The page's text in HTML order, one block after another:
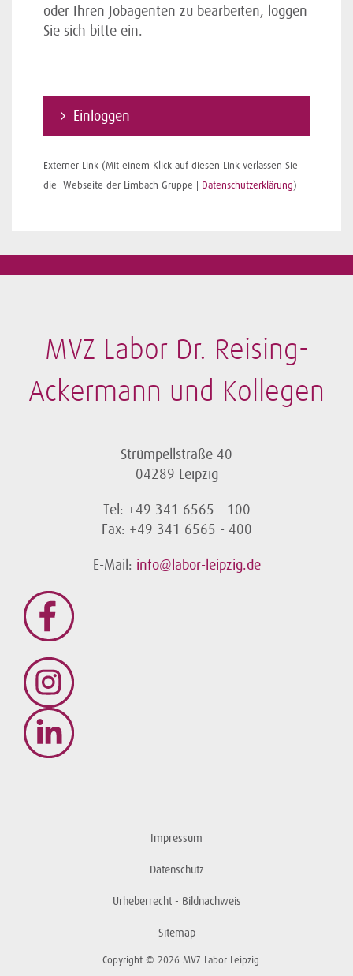
oder Ihren Jobagenten zu bearbeiten, loggen
Sie sich bitte ein.
Einloggen
Externer Link (Mit einem Klick auf diesen Link verlassen Sie
die Webseite der Limbach Gruppe | Datenschutzerklärung)
MVZ Labor Dr. Reising-
Ackermann und Kollegen
Strümpellstraße 40
04289 Leipzig
Tel: +49 341 6565 - 100
Fax: +49 341 6565 - 400
E-Mail: info@labor-leipzig.de
Impressum
Datenschutz
Urheberrecht - Bildnachweis
Sitemap
Copyright © 2026 MVZ Labor Leipzig